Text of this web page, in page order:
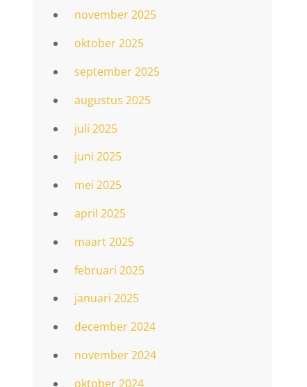
november 2025
oktober 2025
september 2025
augustus 2025
juli 2025
juni 2025
mei 2025
april 2025
maart 2025
februari 2025
januari 2025
december 2024
november 2024
oktober 2024